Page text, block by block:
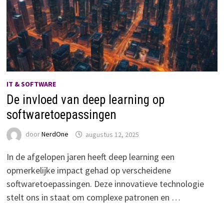
IT & SOFTWARE
De invloed van deep learning op
softwaretoepassingen
doorNerdOne augustus 12, 2025
In de afgelopen jaren heeft deep learning een
opmerkelijke impact gehad op verscheidene
softwaretoepassingen. Deze innovatieve technologie
stelt ons in staat om complexe patronen en …